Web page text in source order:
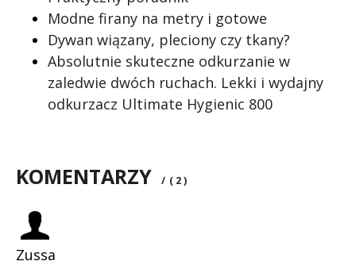
Modne firany na metry i gotowe
Dywan wiązany, pleciony czy tkany?
Absolutnie skuteczne odkurzanie w
zaledwie dwóch ruchach. Lekki i wydajny
odkurzacz Ultimate Hygienic 800
KOMENTARZY / ( 2 )
Zussa